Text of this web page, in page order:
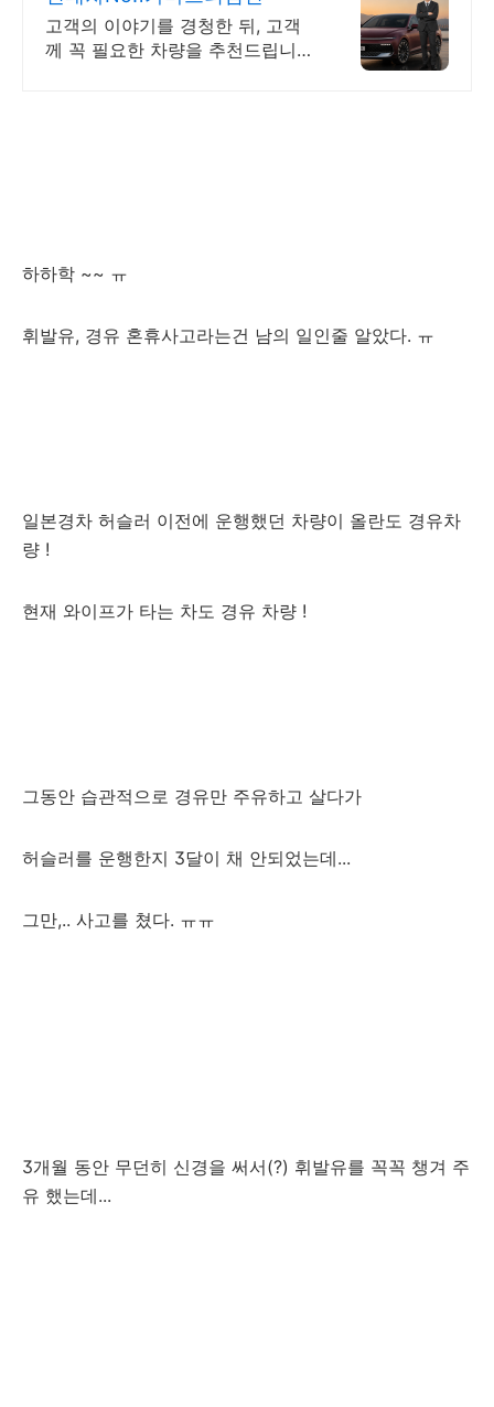
고객의 이야기를 경청한 뒤, 고객
께 꼭 필요한 차량을 추천드립니
하하학 ~~ ㅠ
휘발유, 경유 혼휴사고라는건 남의 일인줄 알았다. ㅠ
일본경차 허슬러 이전에 운행했던 차량이 올란도 경유차
량 !
현재 와이프가 타는 차도 경유 차량 !
그동안 습관적으로 경유만 주유하고 살다가
허슬러를 운행한지 3달이 채 안되었는데...
그만,.. 사고를 쳤다. ㅠㅠ
3개월 동안 무던히 신경을 써서(?) 휘발유를 꼭꼭 챙겨 주
유 했는데...